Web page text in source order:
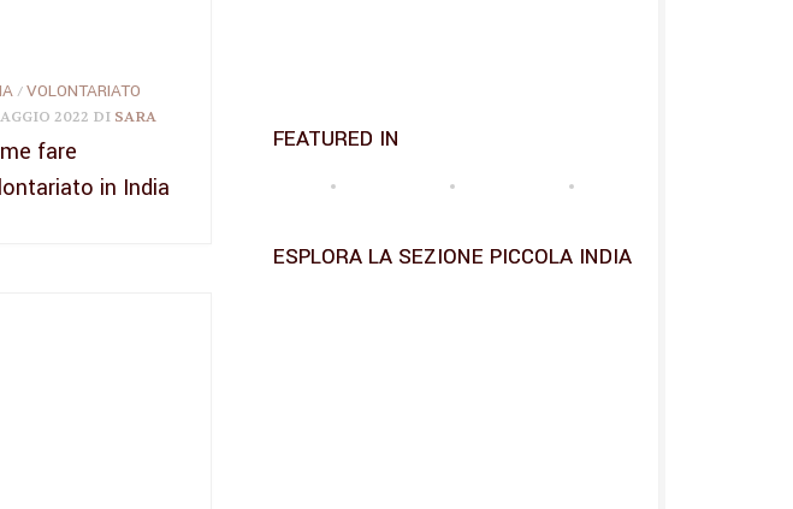
/VOLONTARIATO
2022 DI SARA
fare
in India
FEATURED IN
ESPLORA LA SEZIONE PICCOLA INDIA